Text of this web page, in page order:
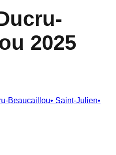
2025
Beaucaillou• Saint-Julien•